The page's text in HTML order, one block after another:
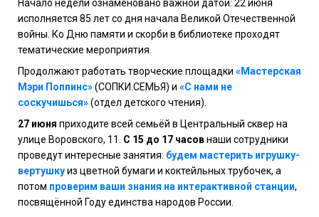
Начало недели ознаменовано важной датой: 22 июня
исполняется 85 лет со дня начала Великой Отечественной
войны. Ко Дню памяти и скорби в библиотеке проходят
тематические мероприятия.
Продолжают работать творческие площадки «Мастерская
Мэри Поппинс»(СОПКИ.СЕМЬЯ) и «С нами не
соскучишься»(отдел детского чтения).
27 июня приходите всей семьёй в Центральный сквер на
улице Воровского, 11. С 15 до 17 часовнаши сотрудники
проведут интересные занятия: будем мастерить игрушку-
вертушкуиз цветной бумаги и коктейльных трубочек, а
потом проверим ваши знания на интерактивной станции,
посвящённой Году единства народов России.